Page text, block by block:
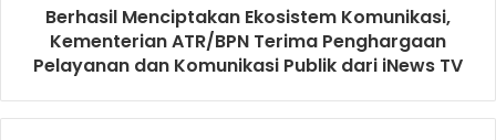
Berhasil Menciptakan Ekosistem Komunikasi,
Kementerian ATR/BPN Terima Penghargaan
Pelayanan dan Komunikasi Publik dari iNews TV